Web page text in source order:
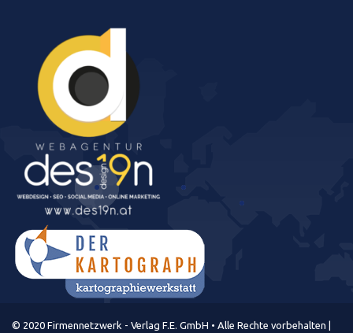
© 2020 Firmennetzwerk - Verlag F.E. GmbH • Alle Rechte vorbehalten |